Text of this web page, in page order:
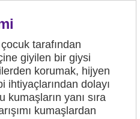
tarafından
giyilen bir giysi
korumak, hijyen
ihtiyaçlarından dolayı
kumaşların yanı sıra
kumaşlardan